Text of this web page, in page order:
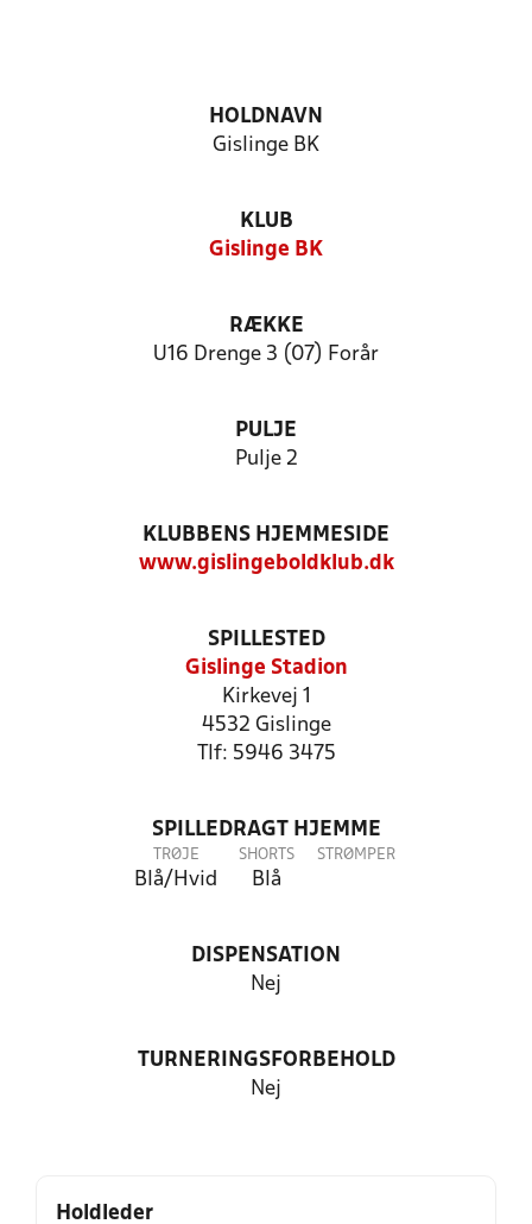
HOLDNAVN
Gislinge BK
KLUB
Gislinge BK
RÆKKE
U16 Drenge 3 (07) Forår
PULJE
Pulje 2
KLUBBENS HJEMMESIDE
www.gislingeboldklub.dk
SPILLESTED
Gislinge Stadion
Kirkevej 1
4532 Gislinge
Tlf: 5946 3475
SPILLEDRAGT HJEMME
TRØJE
Blå/Hvid
SHORTS
Blå
STRØMPER
DISPENSATION
Nej
TURNERINGSFORBEHOLD
Nej
Holdleder